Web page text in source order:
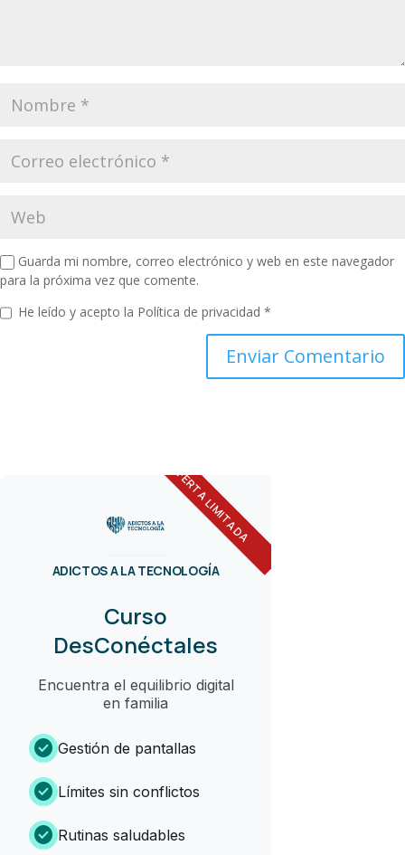
Guarda mi nombre, correo electrónico y web en este navegador
para la próxima vez que comente.
He leído y acepto la Política de privacidad *
OFERTA LIMITADA
ADICTOS A LA TECNOLOGÍA
Curso
DesConéctales
Encuentra el equilibrio digital
en familia
check_circle Gestión de pantallas
check_circle Límites sin conflictos
check_circle Rutinas saludables